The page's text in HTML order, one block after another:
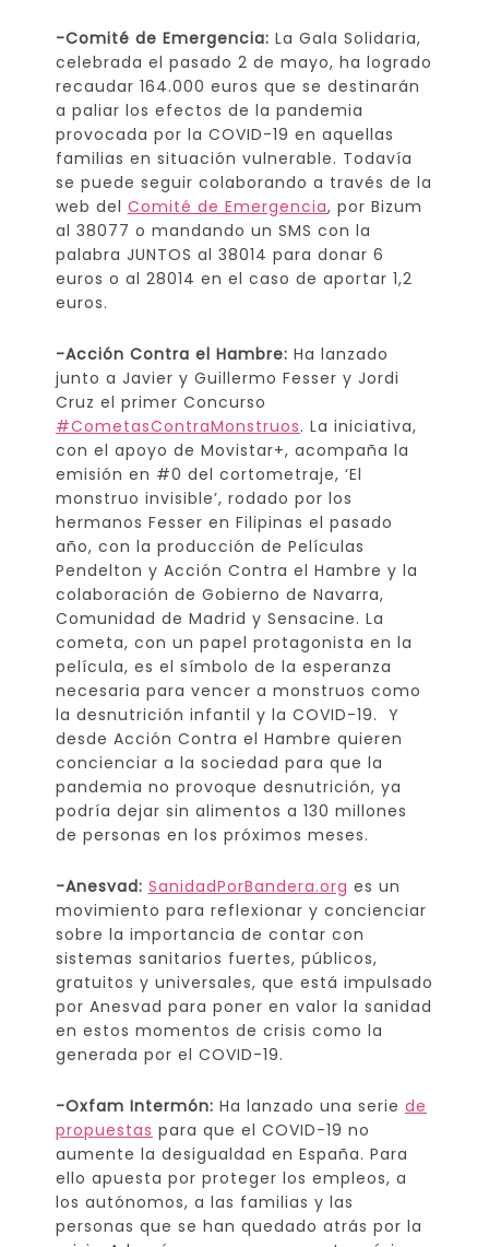
-Comité de Emergencia: La Gala Solidaria,
celebrada el pasado 2 de mayo, ha logrado
recaudar 164.000 euros que se destinarán
a paliar los efectos de la pandemia
provocada por la COVID-19 en aquellas
familias en situación vulnerable. Todavía
se puede seguir colaborando a través de la
web del Comité de Emergencia, por Bizum
al 38077 o mandando un SMS con la
palabra JUNTOS al 38014 para donar 6
euros o al 28014 en el caso de aportar 1,2
euros.
-Acción Contra el Hambre: Ha lanzado
junto a Javier y Guillermo Fesser y Jordi
Cruz el primer Concurso
#CometasContraMonstruos. La iniciativa,
con el apoyo de Movistar+, acompaña la
emisión en #0 del cortometraje, ‘El
monstruo invisible’, rodado por los
hermanos Fesser en Filipinas el pasado
año, con la producción de Películas
Pendelton y Acción Contra el Hambre y la
colaboración de Gobierno de Navarra,
Comunidad de Madrid y Sensacine. La
cometa, con un papel protagonista en la
película, es el símbolo de la esperanza
necesaria para vencer a monstruos como
la desnutrición infantil y la COVID-19. Y
desde Acción Contra el Hambre quieren
concienciar a la sociedad para que la
pandemia no provoque desnutrición, ya
podría dejar sin alimentos a 130 millones
de personas en los próximos meses.
-Anesvad: SanidadPorBandera.org es un
movimiento para reflexionar y concienciar
sobre la importancia de contar con
sistemas sanitarios fuertes, públicos,
gratuitos y universales, que está impulsado
por Anesvad para poner en valor la sanidad
en estos momentos de crisis como la
generada por el COVID-19.
-Oxfam Intermón: Ha lanzado una serie de
propuestas para que el COVID-19 no
aumente la desigualdad en España. Para
ello apuesta por proteger los empleos, a
los autónomos, a las familias y las
personas que se han quedado atrás por la